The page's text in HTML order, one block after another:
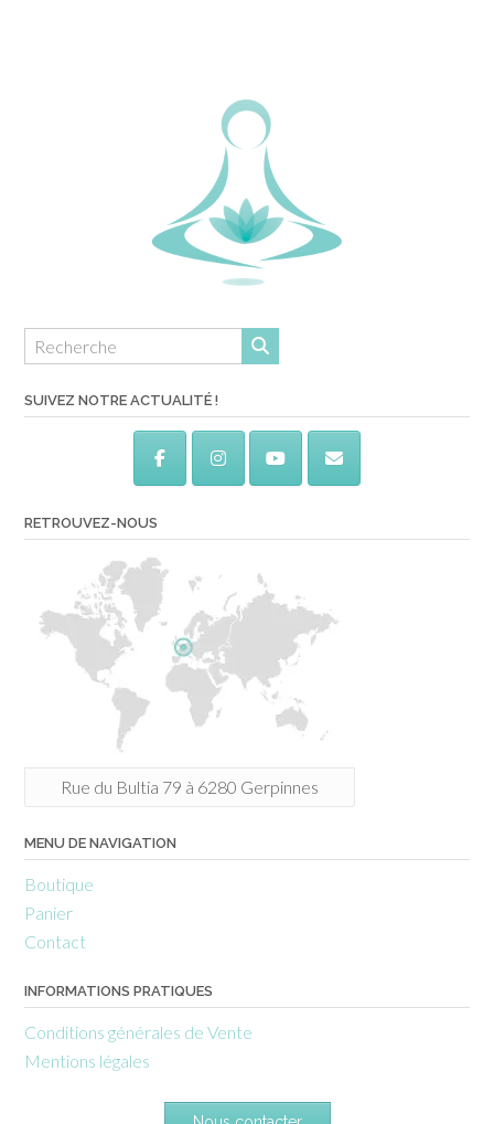
SUIVEZ NOTRE ACTUALITÉ !
RETROUVEZ-NOUS
Rue du Bultia 79 à 6280 Gerpinnes
MENU DE NAVIGATION
Boutique
Panier
Contact
INFORMATIONS PRATIQUES
Conditions générales de Vente
Mentions légales